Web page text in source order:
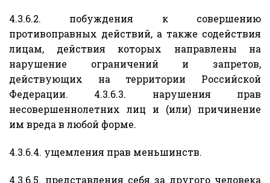
4.3.6.2. побуждения к совершению
противоправных действий, а также содействия
лицам, действия которых направлены на
нарушение ограничений и запретов,
действующих на территории Российской
Федерации. 4.3.6.3. нарушения прав
несовершеннолетних лиц и (или) причинение
им вреда в любой форме.
4.3.6.4. ущемления прав меньшинств.
4.3.6.5. представления себя за другого человека